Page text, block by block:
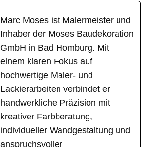
Marc Moses ist Malermeister und
Inhaber der Moses Baudekoration
GmbH in Bad Homburg. Mit
einem klaren Fokus auf
hochwertige Maler- und
Lackierarbeiten verbindet er
handwerkliche Präzision mit
kreativer Farbberatung,
individueller Wandgestaltung und
anspruchsvoller